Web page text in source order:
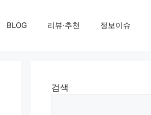
BLOG 리뷰·추천 정보이슈
검색